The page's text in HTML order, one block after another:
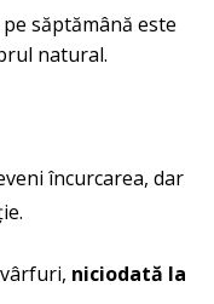
săptămână este
natural.
încurcarea, dar
niciodată la